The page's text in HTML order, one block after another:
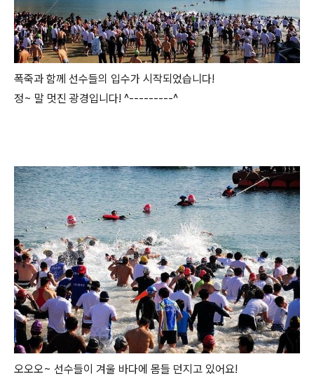
폭죽과 함께 선수들의 입수가 시작되었습니다!
정~ 말 멋진 광경입니다! ^---------^
오오오~ 선수들이 겨울 바다에 몸들 던지고 있어요!